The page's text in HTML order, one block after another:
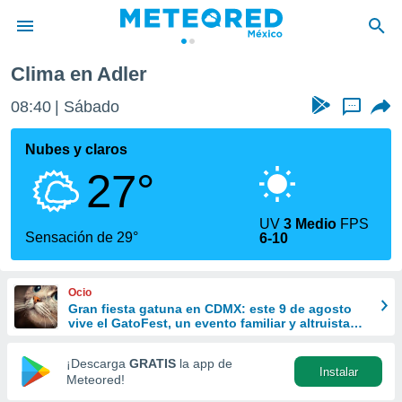
de
ha sido
calidad.
a este
las
y
forma
digital
basada
Clima en Adler
08:40 Sábado ...
Nubes y claros
27°
Sensación de 29°
UV3 Medio FPS
6-10
Ocio
Gran fiesta gatuna en CDMX: este 9 de agosto
vive el GatoFest, un evento familiar y altruista
¡Descarga GRATIS la app de
Meteored!
Instalar